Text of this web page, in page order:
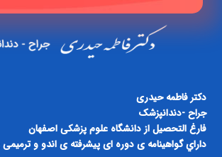
دكتر فاطمه حيدری
جراح -دندانپزشک
فارغ التحصيل از دانشگاه علوم پزشكی اصفهان
داراي گواهينامه ی دوره ای پيشرفته ی اندو و ترميمی